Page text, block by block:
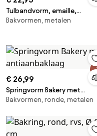
Tulbandvorm, emaille,
zwart/wit, Ø 25 cm
Bakvormen, metalen
€ 26,99
Springvorm Bakery met
antiaanbaklaag
Bakvormen, ronde, metalen